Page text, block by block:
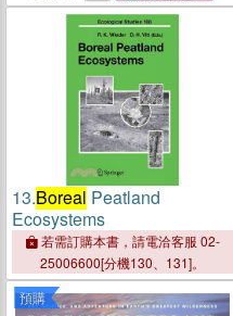
13.Boreal Peatland
Ecosystems
若需訂購本書，請電洽客服 02-
25006600[分機130、131]。
預購